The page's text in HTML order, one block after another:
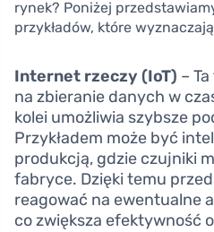
rynek? Poniżej
przykładów, które
Internet rzeczy (IoT) –
na zbieranie danych w
kolei umożliwia szybsze
Przykładem może być
produkcją, gdzie czujniki
fabryce. Dzięki temu
reagować na ewentualne
co zwiększa efektywność